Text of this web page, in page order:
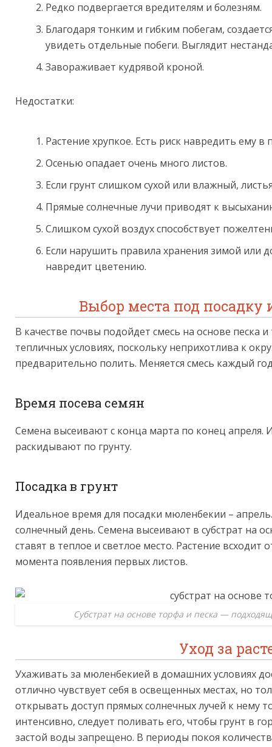
Редко подвергается вредителям и болезням.
Благодаря тонким и гибким побегам,
увидеть отдельные побеги. Выглядит
Завораживает кудрявой кроной.
Недостатки:
Растение хрупкое. Есть риск навредить ему в
Осенью опадает очень много листов.
Если грунт слишком сухой или влажный,
Прямые солнечные лучи приводят к
Слишком сухой воздух способствует
Если нарушить правила хранения зимой или
навредит цветению.
Выбор места под посадку
В качестве почвы подойдет смесь на основе
тепличных условиях, поскольку неприхотлива к
предварительно полить. Меняется смесь каждый
Время посева семян
Семена высеивают с конца марта по конец апреля.
раскидывают по грунту.
Посадка в грунт
Идеальное время для посадки мюленбекии –
солнечный день. Семена высеивают в субстрат на
ставят в теплое и светлое место. Растение всходит
момента появления первых листов.
Cубстрат на основе торфа и песка —
Уход за
Ухаживать за мюленбекией в домашних условиях
отлично чувствует себя в освещенных местах, но
открывать доступ прямых солнечных лучей к нему
интенсивно, следует поливать его, чтобы грунт в
застой воды запрещено. В периоды покоя